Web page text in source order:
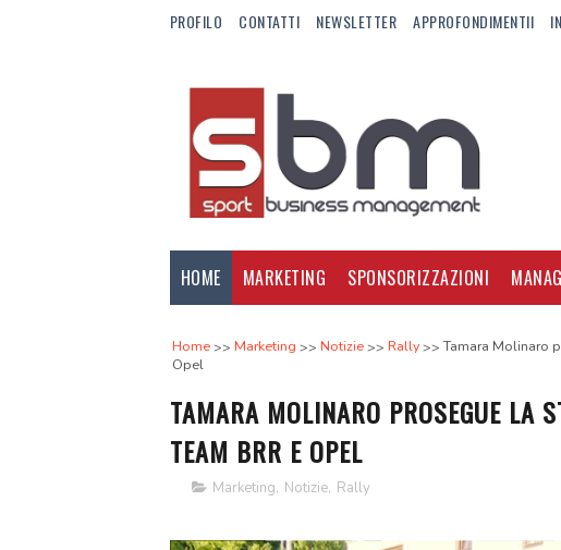
PROFILO CONTATTI NEWSLETTER APPROFONDIMENTII
HOME MARKETING SPONSORIZZAZIONI
Home Marketing Notizie Rally
Tamara Molinaro
Opel
TAMARA MOLINARO PROSEGUE LA
TEAM BRR E OPEL
Marketing, Notizie, Rally